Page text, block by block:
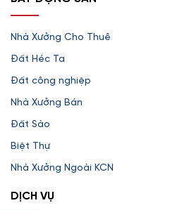
Nhà Xưởng Cho Thuê
Đất Héc Ta
Đất công nghiệp
Nhà Xưởng Bán
Đất Sào
Biệt Thự
Nhà Xưởng Ngoài KCN
DỊCH VỤ